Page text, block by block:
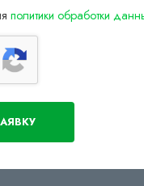
политики обработки